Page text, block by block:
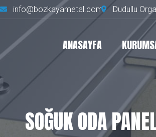
info@bozkayametal.com Dudullu
ANASAYFA
SOĞUK ODA